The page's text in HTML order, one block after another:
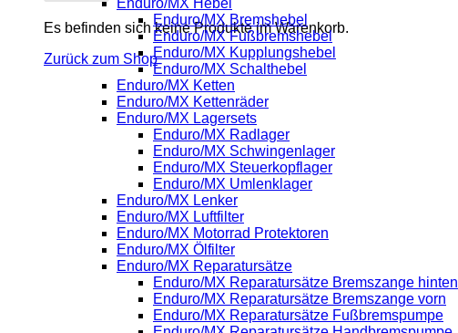
Es befinden sich keine Produkte im Warenkorb.
Zurück zum Shop
Enduro/MX Hebel
Enduro/MX Bremshebel
Enduro/MX Fußbremshebel
Enduro/MX Kupplungshebel
Enduro/MX Schalthebel
Enduro/MX Ketten
Enduro/MX Kettenräder
Enduro/MX Lagersets
Enduro/MX Radlager
Enduro/MX Schwingenlager
Enduro/MX Steuerkopflager
Enduro/MX Umlenklager
Enduro/MX Lenker
Enduro/MX Luftfilter
Enduro/MX Motorrad Protektoren
Enduro/MX Ölfilter
Enduro/MX Reparatursätze
Enduro/MX Reparatursätze Bremszange hinten
Enduro/MX Reparatursätze Bremszange vorn
Enduro/MX Reparatursätze Fußbremspumpe